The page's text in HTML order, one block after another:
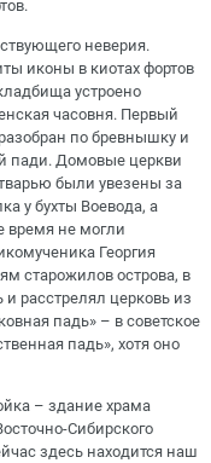
неверия.
иконы в киотах фортов
устроено
часовня. Первый
по бревнышку и
пади. Домовые церкви
были увезены за
у бухты Воевода, а
время не могли
Георгия
старожилов острова, в
и расстрелял церковь из
падь» – в советское
падь», хотя оно
– здание храма
Сибирского
здесь находится наш